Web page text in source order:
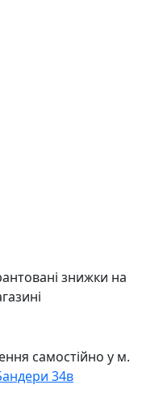
знижки на
самостійно у м.
34в